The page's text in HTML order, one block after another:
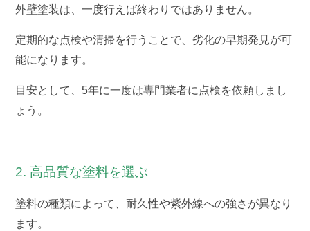
外壁塗装は、一度行えば終わりではありません。
定期的な点検や清掃を行うことで、劣化の早期発見が可
能になります。
目安として、5年に一度は専門業者に点検を依頼しまし
ょう。
2. 高品質な塗料を選ぶ
塗料の種類によって、耐久性や紫外線への強さが異なり
ます。